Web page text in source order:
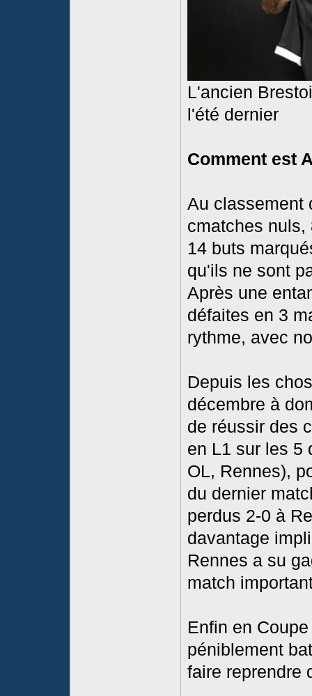
L'ancien
l'été dernier
Comment est
Au classement
cmatches nuls,
14 buts
qu'ils ne sont
Après une
défaites en 3
rythme, avec
Depuis les
décembre à
de réussir des
en L1 sur les 5
OL, Rennes),
du dernier
perdus 2-0 à
davantage
Rennes a su
match
Enfin en
péniblement
faire reprendre